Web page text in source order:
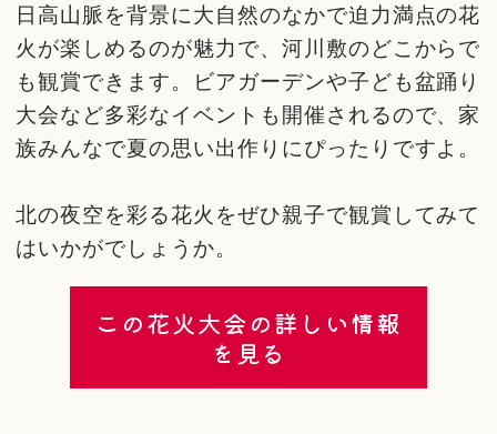
日高山脈を背景に大自然のなかで迫力満点の花
火が楽しめるのが魅力で、河川敷のどこからで
も観賞できます。ビアガーデンや子ども盆踊り
大会など多彩なイベントも開催されるので、家
族みんなで夏の思い出作りにぴったりですよ。
北の夜空を彩る花火をぜひ親子で観賞してみて
はいかがでしょうか。
この花火大会の詳しい情報
を見る